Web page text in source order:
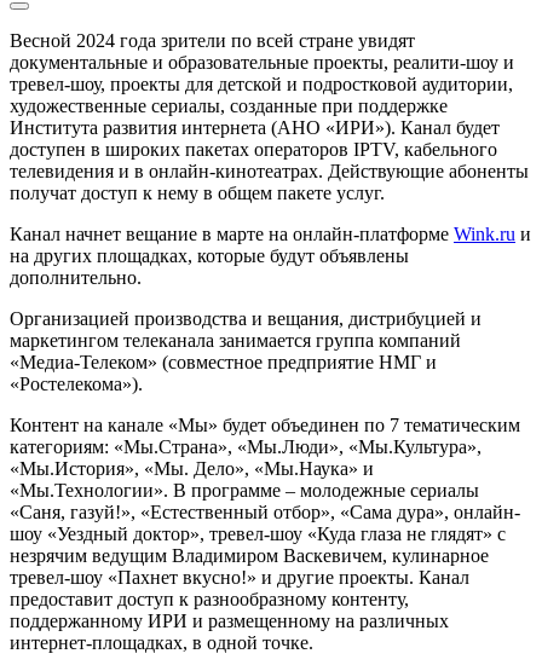
Весной 2024 года зрители по всей стране увидят
документальные и образовательные проекты, реалити-шоу и
тревел-шоу, проекты для детской и подростковой аудитории,
художественные сериалы, созданные при поддержке
Института развития интернета (АНО «ИРИ»). Канал будет
доступен в широких пакетах операторов IPTV, кабельного
телевидения и в онлайн-кинотеатрах. Действующие абоненты
получат доступ к нему в общем пакете услуг.
Канал начнет вещание в марте на онлайн-платформе Wink.ru и
на других площадках, которые будут объявлены
дополнительно.
Организацией производства и вещания, дистрибуцией и
маркетингом телеканала занимается группа компаний
«Медиа-Телеком» (совместное предприятие НМГ и
«Ростелекома»).
Контент на канале «Мы» будет объединен по 7 тематическим
категориям: «Мы.Страна», «Мы.Люди», «Мы.Культура»,
«Мы.История», «Мы. Дело», «Мы.Наука» и
«Мы.Технологии». В программе – молодежные сериалы
«Саня, газуй!», «Естественный отбор», «Сама дура», онлайн-
шоу «Уездный доктор», тревел-шоу «Куда глаза не глядят» с
незрячим ведущим Владимиром Васкевичем, кулинарное
тревел-шоу «Пахнет вкусно!» и другие проекты. Канал
предоставит доступ к разнообразному контенту,
поддержанному ИРИ и размещенному на различных
интернет-площадках, в одной точке.